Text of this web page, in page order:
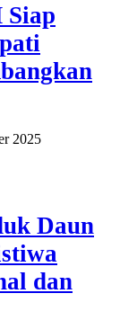
Siap
2025
Daun
dan